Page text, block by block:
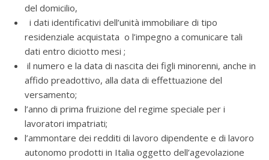
del domicilio,
i dati identificativi dell’unità immobiliare di tipo
residenziale acquistata o l’impegno a comunicare tali
dati entro diciotto mesi ;
il numero e la data di nascita dei figli minorenni, anche in
affido preadottivo, alla data di effettuazione del
versamento;
l’anno di prima fruizione del regime speciale per i
lavoratori impatriati;
l’ammontare dei redditi di lavoro dipendente e di lavoro
autonomo prodotti in Italia oggetto dell’agevolazione